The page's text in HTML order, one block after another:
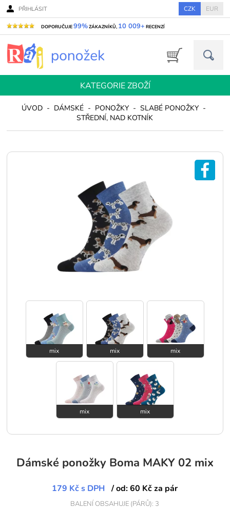
PŘIHLÁSIT CZK EUR
DOPORUČUJE99%ZÁKAZNÍKŮ, 10 009+ RECENZÍ
KATEGORIE ZBOŽÍ
ÚVOD - DÁMSKÉ - PONOŽKY - SLABÉ PONOŽKY -
STŘEDNÍ, NAD KOTNÍK
mix mix mix
mix mix
Dámské ponožky Boma MAKY 02 mix
179 Kč s DPH / od: 60 Kč za pár
BALENÍ OBSAHUJE (PÁRŮ): 3